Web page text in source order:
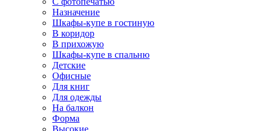
Назначение
Шкафы-купе в гостиную
В коридор
В прихожую
Шкафы-купе в спальню
Детские
Офисные
Для книг
Для одежды
На балкон
Форма
Высокие